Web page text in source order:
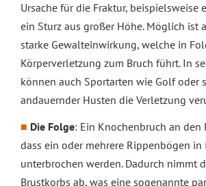
Ursache für die Fraktur, beispielsweise
ein Sturz aus großer Höhe. Möglich ist
starke Gewalteinwirkung, welche in
Körperverletzung zum Bruch führt. In
können auch Sportarten wie Golf oder
andauernder Husten die Verletzung
Die Folge: Ein Knochenbruch an den
dass ein oder mehrere Rippenbögen
unterbrochen werden. Dadurch nimmt
Brustkorbs ab, was eine sogenannte